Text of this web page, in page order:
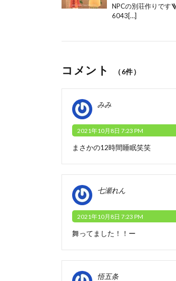
NPCの別荘作りです
6043[…]
コメント （6件）
みみ
2021年10月8日 7:23 PM
まさかの12時間睡眠笑笑
七瀬れん
2021年10月8日 7:23 PM
舞ってました！！ー
悟五条